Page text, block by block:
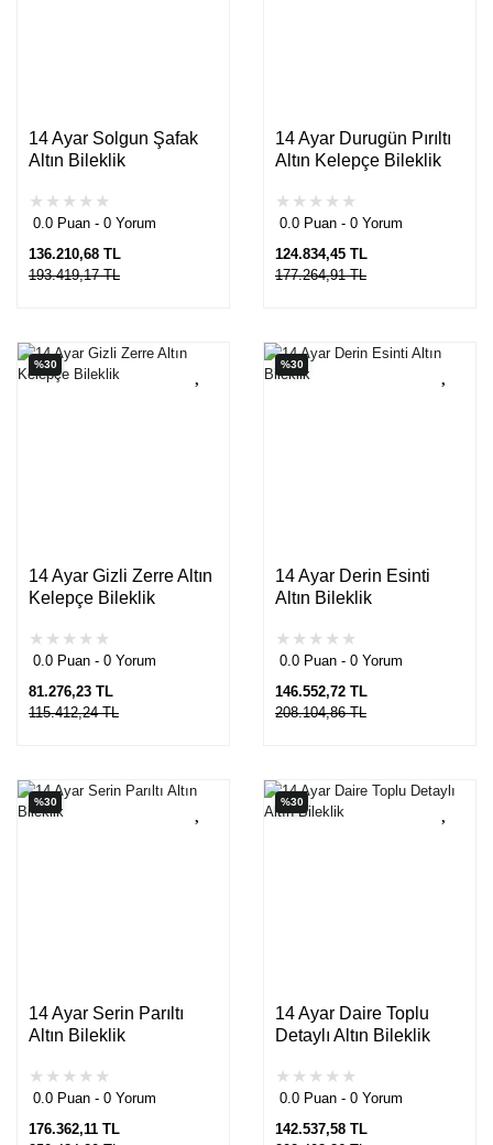
14 Ayar Solgun Şafak
Altın Bileklik
0.0 Puan - 0 Yorum
136.210,68 TL
193.419,17 TL
14 Ayar Durugün Pırıltı
Altın Kelepçe Bileklik
0.0 Puan - 0 Yorum
124.834,45 TL
177.264,91 TL
%30
14 Ayar Gizli Zerre Altın
Kelepçe Bileklik
0.0 Puan - 0 Yorum
81.276,23 TL
115.412,24 TL
%30
14 Ayar Derin Esinti
Altın Bileklik
0.0 Puan - 0 Yorum
146.552,72 TL
208.104,86 TL
%30
14 Ayar Serin Parıltı
Altın Bileklik
0.0 Puan - 0 Yorum
176.362,11 TL
%30
14 Ayar Daire Toplu
Detaylı Altın Bileklik
0.0 Puan - 0 Yorum
142.537,58 TL